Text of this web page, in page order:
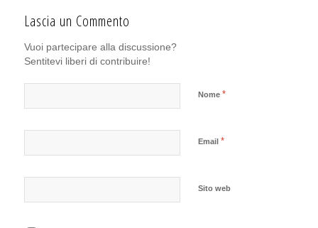
Lascia un Commento
Vuoi partecipare alla discussione?
Sentitevi liberi di contribuire!
Nome *
Email *
Sito web